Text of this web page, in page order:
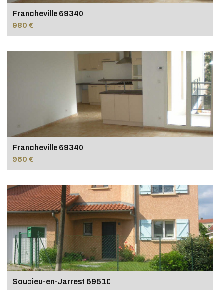
Francheville 69340
980 €
Francheville 69340
980 €
Soucieu-en-Jarrest 69510